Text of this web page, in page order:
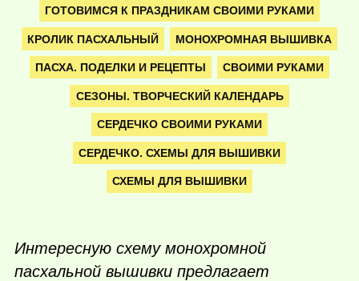
ГОТОВИМСЯ К ПРАЗДНИКАМ СВОИМИ РУКАМИ
КРОЛИК ПАСХАЛЬНЫЙ МОНОХРОМНАЯ ВЫШИВКА
ПАСХА. ПОДЕЛКИ И РЕЦЕПТЫ СВОИМИ РУКАМИ
СЕЗОНЫ. ТВОРЧЕСКИЙ КАЛЕНДАРЬ
СЕРДЕЧКО СВОИМИ РУКАМИ
СЕРДЕЧКО. СХЕМЫ ДЛЯ ВЫШИВКИ
СХЕМЫ ДЛЯ ВЫШИВКИ
Интересную схему монохромной
пасхальной вышивки предлагает